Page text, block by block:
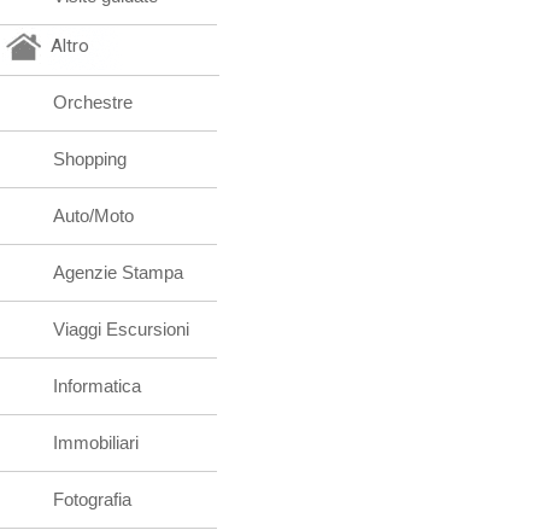
Altro
Orchestre
Shopping
Auto/Moto
Agenzie Stampa
Viaggi Escursioni
Informatica
Immobiliari
Fotografia